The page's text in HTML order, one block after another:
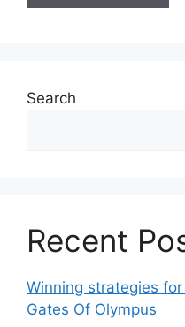
Search
Recent
Winning strategies
Gates Of Olympus